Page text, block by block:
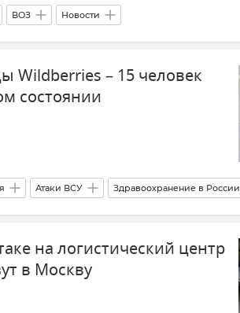
ВОЗ Новости
Wildberries – 15 человек
состоянии
Атаки ВСУ Здравоохранение в России
Общество
на логистический центр
в Москву